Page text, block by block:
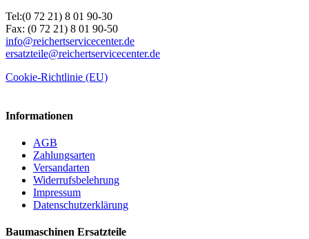
Tel:(0 72 21) 8 01 90-30
Fax: (0 72 21) 8 01 90-50
info@reichertservicecenter.de
ersatzteile@reichertservicecenter.de
Cookie-Richtlinie (EU)
Informationen
AGB
Zahlungsarten
Versandarten
Widerrufsbelehrung
Impressum
Datenschutzerklärung
Baumaschinen Ersatzteile